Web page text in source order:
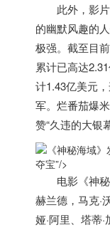
此外，影片
的幽默风趣的
极强。截至目
累计已高达
计1.43亿美元
军。烂番茄爆
赞“久违的大银
夺宝”/>
电影《神秘
赫兰德，马克·
娅·阿里、塔蒂